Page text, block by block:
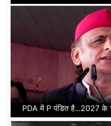
PDA में P पंडित है...2027 के